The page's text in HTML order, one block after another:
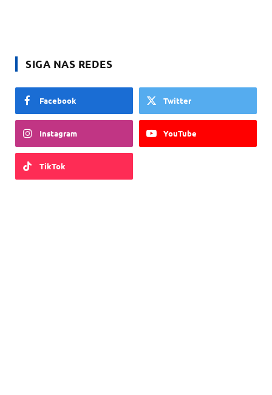
SIGA NAS REDES
Facebook Twitter
Instagram YouTube
TikTok